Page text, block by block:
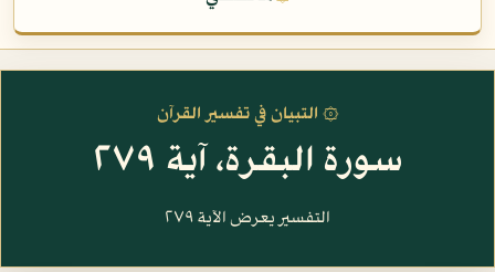
۞ التبيان في تفسير القرآن
سورة البقرة، آية ٢٧٩
التفسير يعرض الآية ٢٧٩